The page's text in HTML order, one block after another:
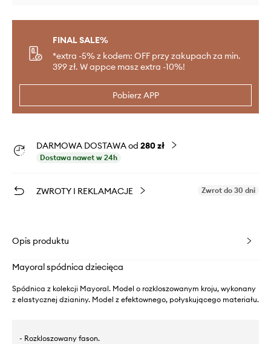
FINAL SALE%
*extra -5% z kodem: OFF przy zakupach za min.
399 zł. W appce masz extra -10%!
Pobierz APP
DARMOWA DOSTAWA od 280 zł
Dostawa nawet w 24h
ZWROTY I REKLAMACJE Zwrot do 30 dni
Opis produktu
Mayoral spódnica dziecięca
Spódnica z kolekcji Mayoral. Model o rozkloszowanym kroju, wykonany
z elastycznej dzianiny. Model z efektownego, połyskującego materiału.
- Rozkloszowany fason.